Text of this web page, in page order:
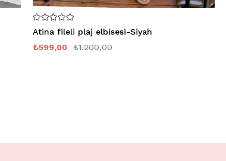
Atina fileli plaj elbisesi-Siyah
₺599,00
₺1.200,00